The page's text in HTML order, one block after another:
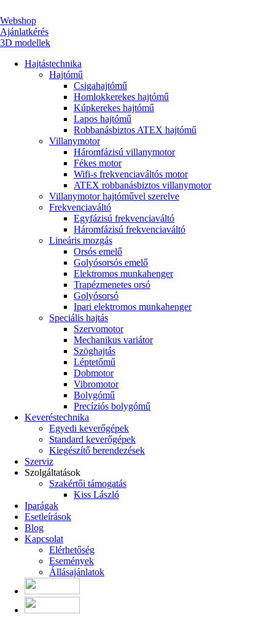
Webshop
Ajánlatkérés
3D modellek
Hajtástechnika
Hajtómű
Csigahajtómű
Homlokkerekes hajtómű
Kúpkerekes hajtómű
Lapos hajtómű
Robbanásbiztos ATEX hajtómű
Villanymotor
Háromfázisú villanymotor
Fékes motor
Wifi-s frekvenciaváltós motor
ATEX robbanásbiztos villanymotor
Villanymotor hajtóművel szerelve
Frekvenciaváltó
Egyfázisú frekvenciaváltó
Háromfázisú frekvenciaváltó
Lineáris mozgás
Orsós emelő
Golyósorsós emelő
Elektromos munkahenger
Trapézmenetes orsó
Golyósorsó
Ipari elektromos munkahenger
Speciális hajtás
Szervomotor
Mechanikus variátor
Szöghajtás
Léptetőmű
Dobmotor
Vibromotor
Bolygómű
Precíziós bolygómű
Keveréstechnika
Egyedi keverőgépek
Standard keverőgépek
Kiegészítő berendezések
Szerviz
Szolgáltatások
Szakértői támogatás
Kiss László
Iparágak
Esetleírások
Blog
Kapcsolat
Elérhetőség
Események
Állásajánlatok